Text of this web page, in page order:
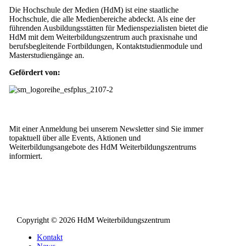
Die Hochschule der Medien (HdM) ist eine staatliche
Hochschule, die alle Medienbereiche abdeckt. Als eine der
führenden Ausbildungsstätten für Medienspezialisten bietet die
HdM mit dem Weiterbildungszentrum auch praxisnahe und
berufsbegleitende Fortbildungen, Kontaktstudienmodule und
Masterstudiengänge an.
Gefördert von:
Mit einer Anmeldung bei unserem Newsletter sind Sie immer
topaktuell über alle Events, Aktionen und
Weiterbildungsangebote des HdM Weiterbildungszentrums
informiert.
Copyright © 2026 HdM Weiterbildungszentrum
Kontakt